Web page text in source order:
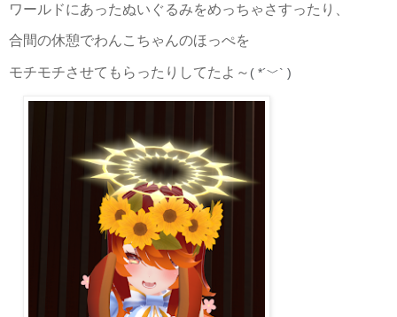
ワールドにあったぬいぐるみをめっちゃさすったり、
合間の休憩でわんこちゃんのほっぺを
モチモチさせてもらったりしてたよ～ ( *´﹀` )